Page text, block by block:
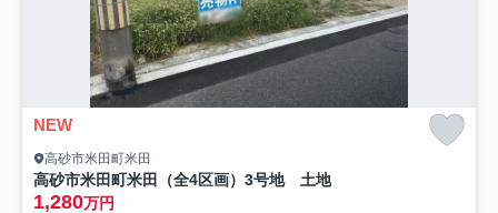
NEW
高砂市米田町米田
高砂市米田町米田（全4区画）3号地 土地
1,280万円